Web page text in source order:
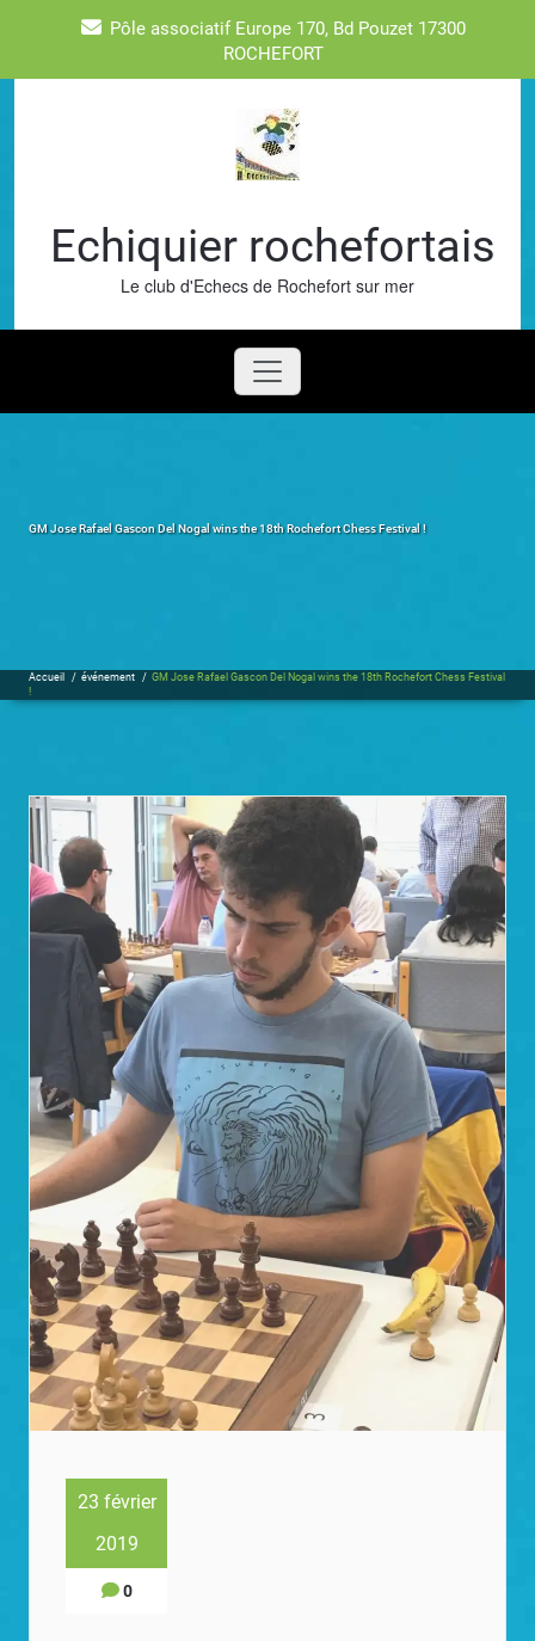
Pôle associatif Europe 170, Bd Pouzet 17300
ROCHEFORT
Echiquier rochefortais
Le club d'Echecs de Rochefort sur mer
GM Jose Rafael Gascon Del Nogal wins the 18th Rochefort Chess Festival !
Accueil / événement / GM Jose Rafael Gascon Del Nogal wins the 18th Rochefort Chess Festival
!
23 février
2019
0